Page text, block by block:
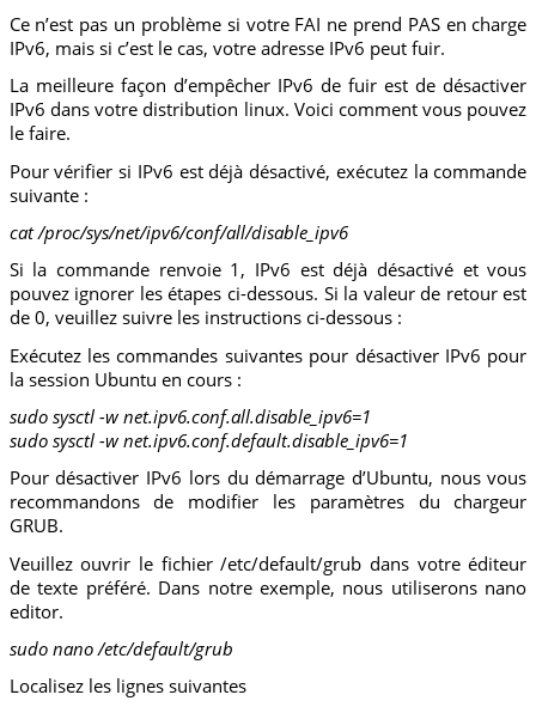
Ce n’est pas un problème si votre FAI ne prend PAS en charge
IPv6, mais si c’est le cas, votre adresse IPv6 peut fuir.
La meilleure façon d’empêcher IPv6 de fuir est de désactiver
IPv6 dans votre distribution linux. Voici comment vous pouvez
le faire.
Pour vérifier si IPv6 est déjà désactivé, exécutez la commande
suivante :
cat /proc/sys/net/ipv6/conf/all/disable_ipv6
Si la commande renvoie 1, IPv6 est déjà désactivé et vous
pouvez ignorer les étapes ci-dessous. Si la valeur de retour est
de 0, veuillez suivre les instructions ci-dessous :
Exécutez les commandes suivantes pour désactiver IPv6 pour
la session Ubuntu en cours :
sudo sysctl -w net.ipv6.conf.all.disable_ipv6=1
sudo sysctl -w net.ipv6.conf.default.disable_ipv6=1
Pour désactiver IPv6 lors du démarrage d’Ubuntu, nous vous
recommandons de modifier les paramètres du chargeur
GRUB.
Veuillez ouvrir le fichier /etc/default/grub dans votre éditeur
de texte préféré. Dans notre exemple, nous utiliserons nano
editor.
sudo nano /etc/default/grub
Localisez les lignes suivantes